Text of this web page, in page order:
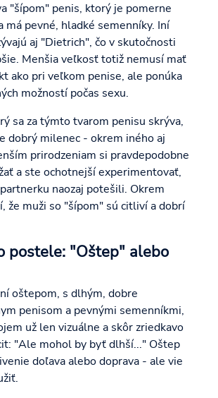
"šípom" penis, ktorý je pomerne
má pevné, hladké semenníky. Iní
aj "Dietrich", čo v skutočnosti
Menšia veľkosť totiž nemusí mať
ako pri veľkom penise, ale ponúka
možností počas sexu.
sa za týmto tvarom penisu skrýva,
dobrý milenec - okrem iného aj
prirodzeniam si pravdepodobne
a ste ochotnejší experimentovať,
naozaj potešili. Okrem
že muži so "šípom" sú citliví a dobrí
postele: "Oštep" alebo
oštepom, s dlhým, dobre
penisom a pevnými semenníkmi,
už len vizuálne a skôr zriedkavo
"Ale mohol by byť dlhší..." Oštep
doľava alebo doprava - ale vie